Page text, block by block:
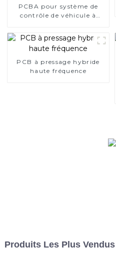
PCBA pour système de
contrôle de véhicule à
PCB à pressage hybride
haute fréquence
Produits Les Plus Vendus